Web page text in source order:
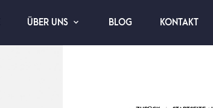
ÜBER UNS BLOG KONTAKT